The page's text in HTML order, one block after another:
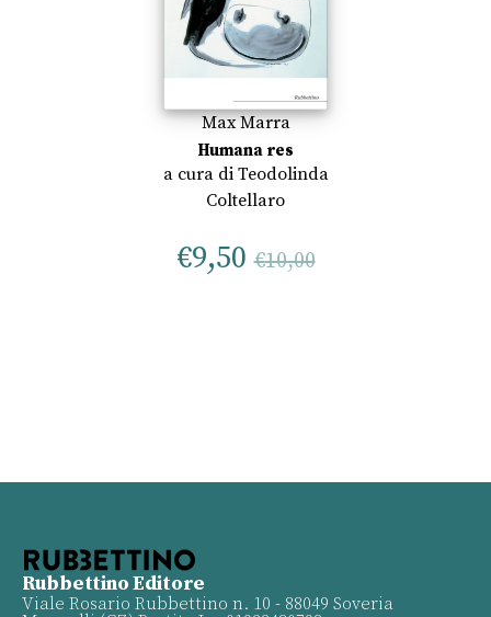
Max Marra
Humana res
a cura di Teodolinda
Coltellaro
€9,50 €10,00
Rubbettino Editore
Viale Rosario Rubbettino n. 10 - 88049 Soveria